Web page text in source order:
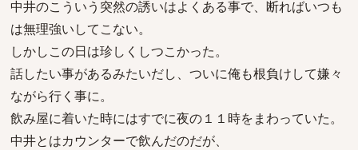
中井のこういう突然の誘いはよくある事で、断ればいつも
は無理強いしてこない。
しかしこの日は珍しくしつこかった。
話したい事があるみたいだし、ついに俺も根負けして嫌々
ながら行く事に。
飲み屋に着いた時にはすでに夜の１１時をまわっていた。
中井とはカウンターで飲んだのだが、